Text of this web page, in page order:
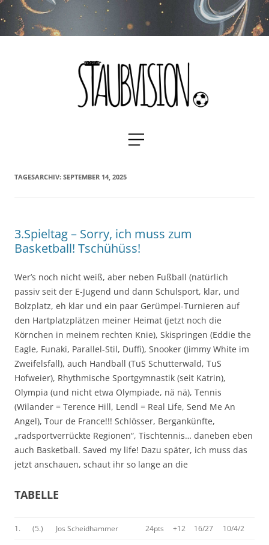
MENÜ
TAGESARCHIV: SEPTEMBER 14, 2025
3.Spieltag – Sorry, ich muss zum
Basketball! Tschühüss!
Wer’s noch nicht weiß, aber neben Fußball (natürlich
passiv seit der E-Jugend und dann Schulsport, klar, und
Bolzplatz, eh klar und ein paar Gerümpel-Turnieren auf
den Hartplatzplätzen meiner Heimat (jetzt noch die
Körnchen in meinem rechten Knie), Skispringen (Eddie the
Eagle, Funaki, Parallel-Stil, Duffi), Snooker (Jimmy White im
Zweifelsfall), auch Handball (TuS Schutterwald, TuS
Hofweier), Rhythmische Sportgymnastik (seit Katrin),
Olympia (und nicht etwa Olympiade, nä nä), Tennis
(Wilander = Terence Hill, Lendl = Real Life, Send Me An
Angel), Tour de France!!! Schlösser, Bergankünfte,
„radsportverrückte Regionen“, Tischtennis… daneben eben
auch Basketball. Saved my life! Dazu später, ich muss das
jetzt anschauen, schaut ihr so lange an die
TABELLE
1. (5.) Jos Scheidhammer 24pts +12 16/27 10/4/2